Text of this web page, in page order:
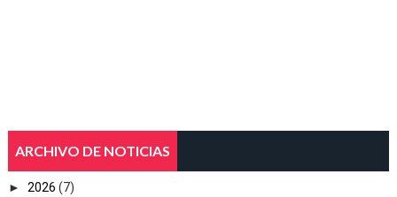
ARCHIVO DE NOTICIAS
► 2026 (7)